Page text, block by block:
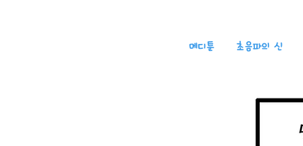
메디툰 초음파의 신